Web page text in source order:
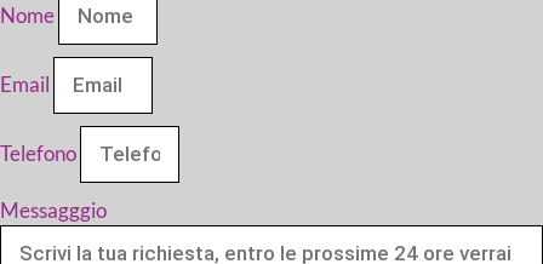
Nome
Email
Telefono
Messagggio